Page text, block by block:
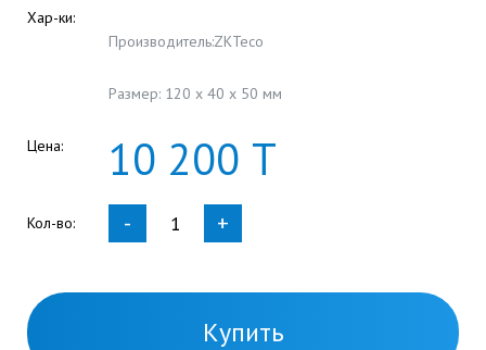
Хар-ки:
Производитель:ZKTeco
Размер: 120 х 40 х 50 мм
Цена: 10 200 Т
Кол-во: - +
Купить